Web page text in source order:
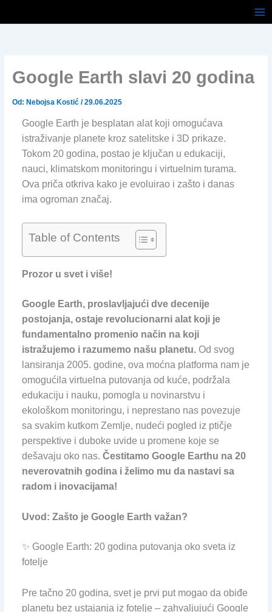
Google Earth slavi 20 godina
Od: Nebojsa Kostić /29.06.2025
Google Earth je besplatan alat koji omogućava
istraživanje planete kroz satelitske i 3D prikaze.
Tokom 20 godina, postao je ključan u edukaciji,
nauci, klimatskom monitoringu i virtuelnim turama.
Ova priča otkriva kako je evoluirao i zašto i danas
ima ogroman značaj.
Table of Contents
Prozor u svet i više!
Google Earth, proslavljajući dve decenije
postojanja, ostaje revolucionarni alat koji je
fundamentalno promenio način na koji
istražujemo i razumemo našu planetu.Od svog
lansiranja 2005. godine, ova moćna platforma nam je
omogućila virtuelna putovanja od kuće, podržala
edukaciju i nauku, pomogla u novinarstvu i
ekološkom monitoringu, i neprestano nas povezuje
sa svakim kutkom Zemlje, nudeći pogled iz ptičje
perspektive i duboke uvide u promene koje se
dešavaju oko nas. Čestitamo Google Earthu na 20
neverovatnih godina i želimo mu da nastavi sa
radom i inovacijama!
Uvod: Zašto je Google Earth važan?
✨ Google Earth: 20 godina putovanja oko sveta iz
fotelje
Pre tačno 20 godina, svet je prvi put mogao da obiđe
planetu bez ustajanja iz fotelje – zahvaljujući Google